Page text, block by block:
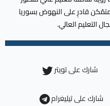
قادرٍ على النهوض بسوريا
التعليم العالي.
شارك على تويتر
شارك على تيليغرام